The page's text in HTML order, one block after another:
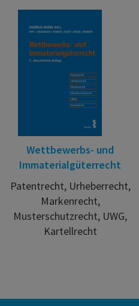
Wettbewerbs- und
Immaterialgüterrecht
Patentrecht, Urheberrecht,
Markenrecht,
Musterschutzrecht, UWG,
Kartellrecht